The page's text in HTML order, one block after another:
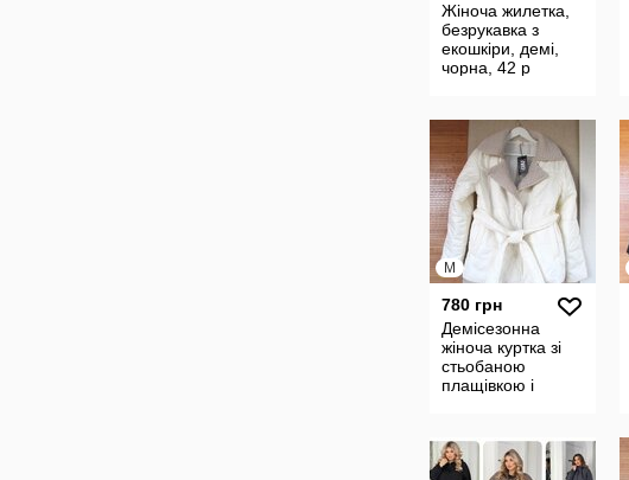
Жіноча жилетка,
безрукавка з
екошкіри, демі,
чорна, 42 р
M
780 грн
Демісезонна
жіноча куртка зі
стьобаною
плащівкою і
молочна, 44 р